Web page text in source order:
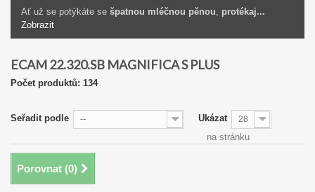
Ať už se potýkáte se špatnou mléčnou pěnou, protékaj...
Zobrazit
ECAM 22.320.SB MAGNIFICA S PLUS
Počet produktů: 134
Seřadit podle -- Ukázat 28
na stránku
Porovnat (0)